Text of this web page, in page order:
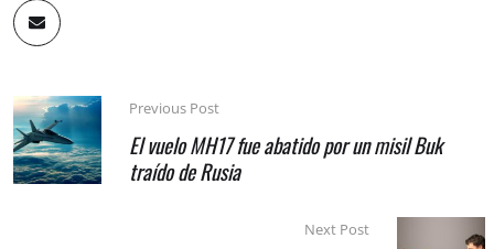
Previous Post
El vuelo MH17 fue abatido por un misil Buk
traído de Rusia
Next Post